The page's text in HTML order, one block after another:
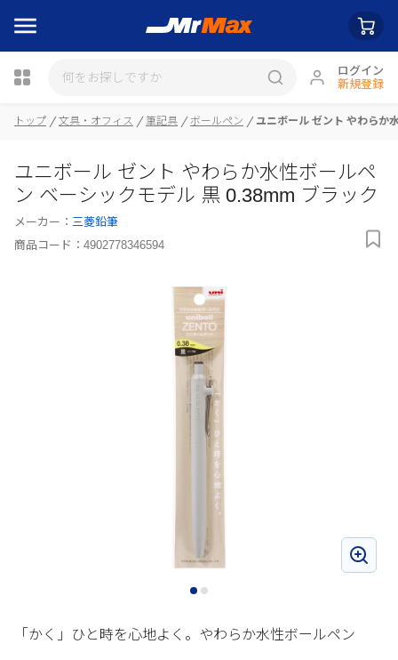
ログイン
新規登録
瓶詰
トップ 文具・オフィス 筆記具 ボールペン ユニボール ゼント やわらか
ユニボール ゼント やわらか水性ボールペ
ン ベーシックモデル 黒 0.38mm ブラック
メーカー： 三菱鉛筆
商品コード： 4902778346594
「かく」ひと時を心地よく。やわらか水性ボールペン